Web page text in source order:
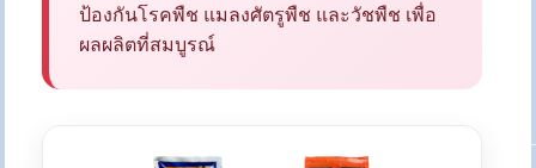
ป้องกันโรคพืช แมลงศัตรูพืช และวัชพืช เพื่อ
ผลผลิตที่สมบูรณ์